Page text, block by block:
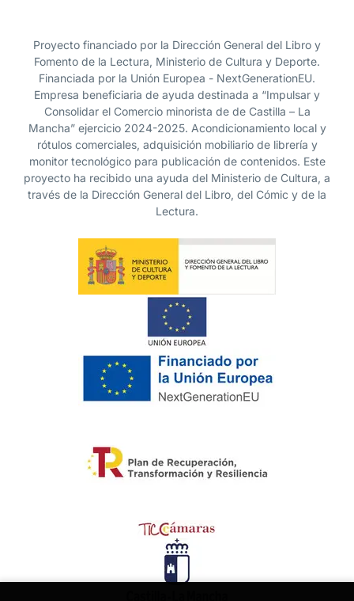
Proyecto financiado por la Dirección General del Libro y
Fomento de la Lectura, Ministerio de Cultura y Deporte.
Financiada por la Unión Europea - NextGenerationEU.
Empresa beneficiaria de ayuda destinada a “Impulsar y
Consolidar el Comercio minorista de de Castilla – La
Mancha” ejercicio 2024-2025. Acondicionamiento local y
rótulos comerciales, adquisición mobiliario de librería y
monitor tecnológico para publicación de contenidos. Este
proyecto ha recibido una ayuda del Ministerio de Cultura, a
través de la Dirección General del Libro, del Cómic y de la
Lectura.